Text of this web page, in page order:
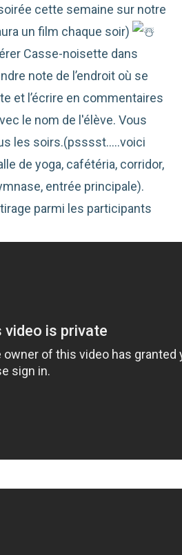
cette semaine sur notre
un film chaque soir)
Casse-noisette dans
note de l’endroit où se
et l’écrire en commentaires
le nom de l'élève. Vous
les soirs.(psssst…..voici
de yoga, cafétéria, corridor,
entrée principale).
parmi les participants